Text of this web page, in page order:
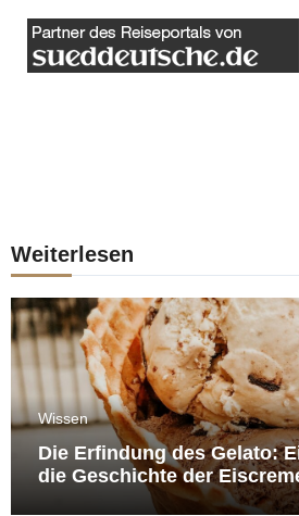
Weiterlesen
Wissen
Die Erfindung des Gelato:
die Geschichte der